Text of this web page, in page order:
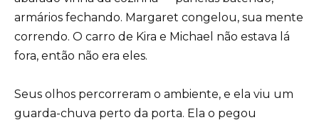
armários fechando. Margaret congelou, sua mente
correndo. O carro de Kira e Michael não estava lá
fora, então não era eles.
Seus olhos percorreram o ambiente, e ela viu um
guarda-chuva perto da porta. Ela o pegou